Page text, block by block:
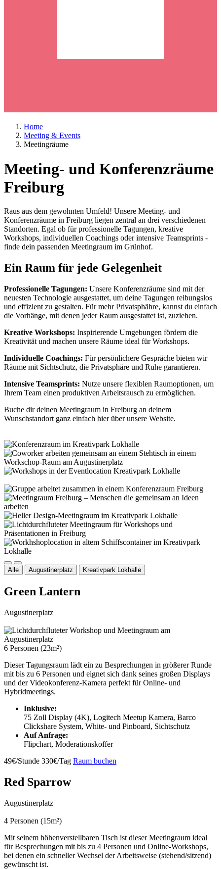
Home
Meeting & Events
Meetingräume
Meeting- und Konferenzräume
Freiburg
Raus aus dem gewohnten Umfeld! Unsere Meeting- und
Konferenzräume in Freiburg liegen zentral an drei verschiedenen
Standorten. Egal ob für professionelle Tagungen, kreative
Workshops, individuellen Coachings oder intensive Teamsprints -
finde dein passenden Meetingraum im Grünhof.
Ein Raum für jede Gelegenheit
Professionelle Tagungen: Unsere Konferenzräume sind mit der
neuesten Technologie ausgestattet, um deine Tagungen reibungslos
und effizient zu gestalten. Für mehr Privatsphähre, kannst du einfach
die Vorhänge, mit denen jeder Raum ausgestattet ist, zuziehen.
Kreative Workshops: Inspirierende Umgebungen fördern die
Kreativität und machen unsere Räume ideal für Workshops.
Individuelle Coachings: Für persönlichere Gespräche bieten wir
Räume mit Sichtschutz, die Privatsphäre und Ruhe garantieren.
Intensive Teamsprints: Nutze unsere flexiblen Raumoptionen, um
Ihrem Team einen produktiven Arbeitsrausch zu ermöglichen.
Buche dir deinen Meetingraum in Freiburg an deinem
Wunschstandort ganz einfach hier über unsere Website.
Alle Augustinerplatz Kreativpark Lokhalle
Green Lantern
Augustinerplatz
6 Personen (23m²)
Dieser Tagungsraum lädt ein zu Besprechungen in größerer Runde
mit bis zu 6 Personen und eignet sich dank seines großen Displays
und der Videokonferenz-Kamera perfekt für Online- und
Hybridmeetings.
Inklusive:
75 Zoll Display (4K), Logitech Meetup Kamera, Barco
Clickshare System, White- und Pinboard, Sichtschutz
Auf Anfrage:
Flipchart, Moderationskoffer
49€/Stunde 330€/Tag Raum buchen
Red Sparrow
Augustinerplatz
4 Personen (15m²)
Mit seinem höhenverstellbaren Tisch ist dieser Meetingraum ideal
für Besprechungen mit bis zu 4 Personen und Online-Workshops,
bei denen ein schneller Wechsel der Arbeitsweise (stehend/sitzend)
gewünscht ist.